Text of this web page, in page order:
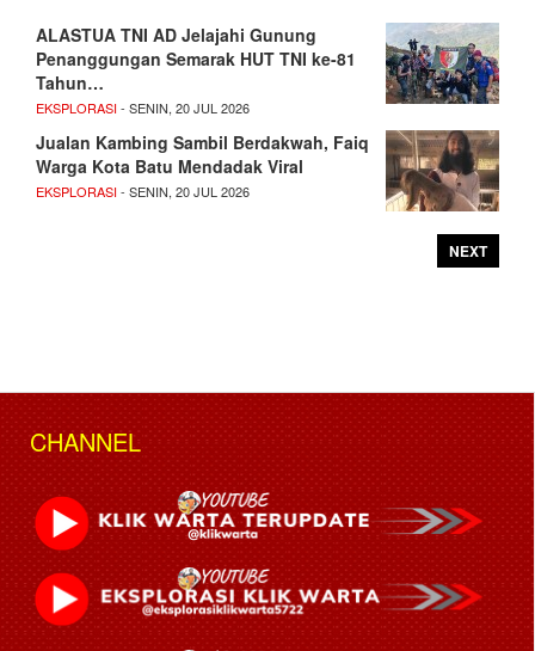
ALASTUA TNI AD Jelajahi Gunung
Penanggungan Semarak HUT TNI ke-81
Tahun…
EKSPLORASI- SENIN, 20 JUL 2026
Jualan Kambing Sambil Berdakwah, Faiq
Warga Kota Batu Mendadak Viral
EKSPLORASI- SENIN, 20 JUL 2026
NEXT
CHANNEL